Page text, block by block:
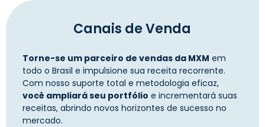
Canais de Venda
Torne-se um parceiro de vendas da MXM em
todo o Brasil e impulsione sua receita recorrente.
Com nosso suporte total e metodologia eficaz,
você ampliará seu portfólio e incrementará suas
receitas, abrindo novos horizontes de sucesso no
mercado.